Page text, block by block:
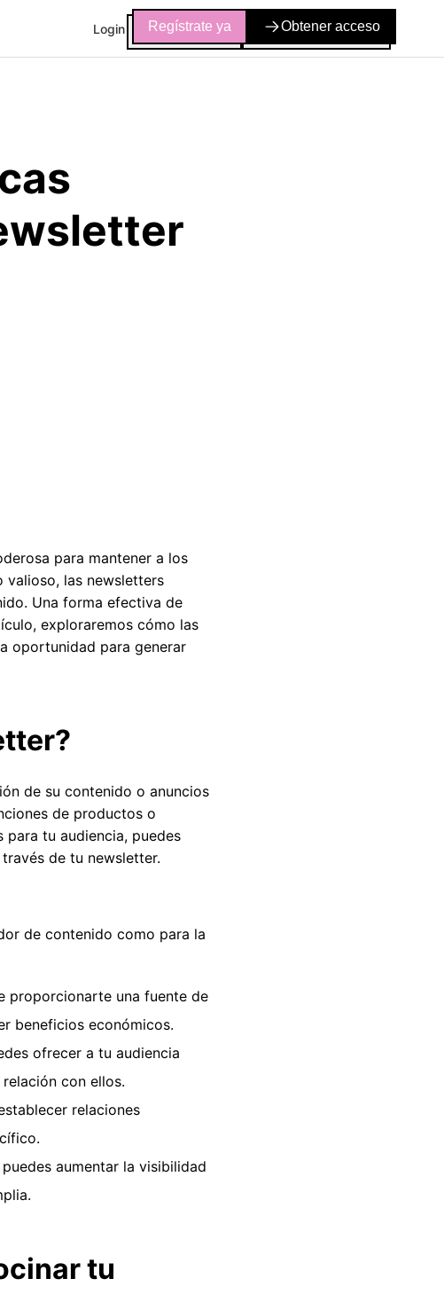
Login Regístrate ya Obtener acceso
para mantener a los
valioso, las newsletters
Una forma efectiva de
exploraremos cómo las
oportunidad para generar
de su contenido o anuncios
de productos o
para tu audiencia, puedes
de tu newsletter.
de contenido como para la
proporcionarte una fuente de
beneficios económicos.
ofrecer a tu audiencia
con ellos.
relaciones
aumentar la visibilidad
tu